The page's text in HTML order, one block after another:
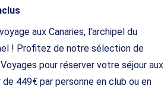
aux Canaries, l'archipel du
! Profitez de notre sélection de
pour réserver votre séjour aux
de 449€ par personne en club ou en